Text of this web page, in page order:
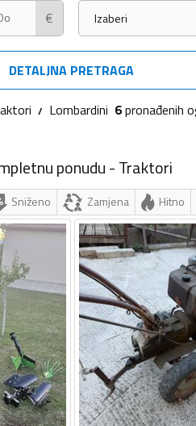
€
Izaberi
DETALJNA PRETRAGA
Lombardini 6pronađenih
ponudu - Traktori
Sniženo Zamjena Hitno